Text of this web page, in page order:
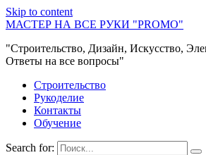
Skip to content
МАСТЕР НА ВСЕ РУКИ "PROMO"
"Строительство, Дизайн, Искусство,
Ответы на все вопросы"
Строительство
Рукоделие
Контакты
Обучение
Search for: